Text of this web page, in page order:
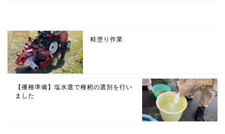
畦塗り作業
【播種準備】塩水選で種籾の選別を行い
ました